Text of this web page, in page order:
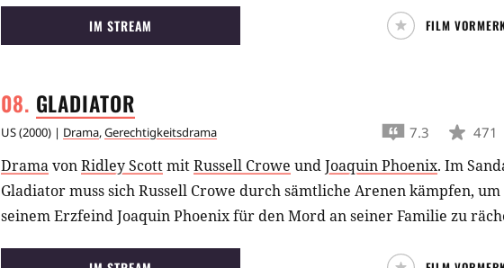
IM STREAM FILM
GLADIATOR
US(2000) | Drama,Gerechtigkeitsdrama 7.3 471
DramavonRidley ScottmitRussell Crowe undJoaquin Phoenix. Im
Gladiator muss sich Russell Crowe durch sämtliche Arenen kämpfen, um
seinem Erzfeind Joaquin Phoenix für den Mord an seiner Familie zu